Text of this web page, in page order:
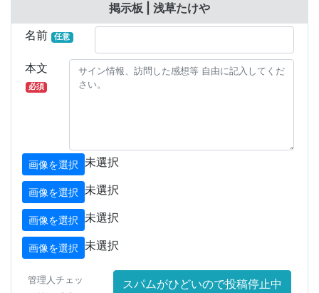
掲示板 | 浅草たけや
名前
任意
本文
必須
画像を選択 未選択
画像を選択 未選択
画像を選択 未選択
画像を選択 未選択
管理人チェッ
スパムがひどいので投稿停止中